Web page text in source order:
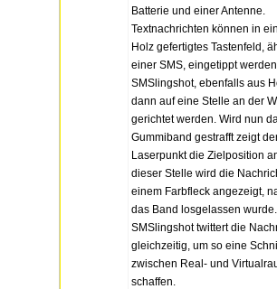
Batterie und einer Antenne.
Textnachrichten können in
Holz gefertigtes Tastenfeld,
einer SMS, eingetippt
SMSlingshot, ebenfalls aus
dann auf eine Stelle an der
gerichtet werden. Wird nun
Gummiband gestrafft zeigt
Laserpunkt die Zielposition
dieser Stelle wird die
einem Farbfleck angezeigt,
das Band losgelassen
SMSlingshot twittert die
gleichzeitig, um so eine
zwischen Real- und
schaffen.